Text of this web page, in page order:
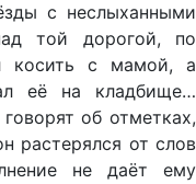
с неслыханными
той дорогой, по
косить с мамой, а
её на кладбище…
об отметках,
растерялся от слов
не даёт ему